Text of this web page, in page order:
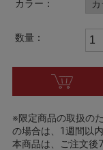
カラー：
数量：
※限定商品の取扱の
の場合は、1週間以
本商品は、ご注文後